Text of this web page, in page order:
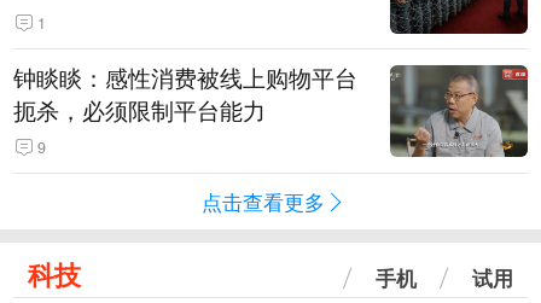
1
钟睒睒：感性消费被线上购物平台
扼杀，必须限制平台能力
9
点击查看更多
科技 手机 试用